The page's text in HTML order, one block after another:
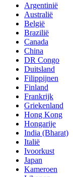
Argentinië
Australië
België
Brazilië
Canada
China
DR Congo
Duitsland
Filippijnen
Finland
Frankrijk
Griekenland
Hong Kong
Hongarije
India (Bharat)
Italië
Ivoorkust
Japan
Kameroen